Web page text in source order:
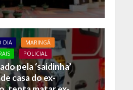
DIA
MARINGÁ
POLICIAL
pela ‘saidinha’
casa do ex-